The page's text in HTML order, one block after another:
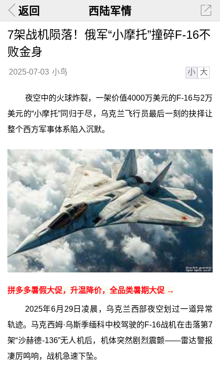
返回 西陆军情
7架战机陨落！俄军“小摩托”撞碎F-16不
败金身
2025-07-03 小鸟 小 大
夜空中的火球炸裂，一架价值4000万美元的F-16与2万
美元的“小摩托”同归于尽，乌克兰飞行员最后一刻的抉择让
整个西方军事体系陷入沉默。
拼多多暑假大促，升温降价，全品类暑期大促 →
2025年6月29日凌晨，乌克兰西部夜空划过一道异常
轨迹。马克西姆·乌斯季缅科中校驾驶的F-16战机在击落第7
架“沙赫德-136”无人机后，机体突然剧烈震颤——雷达警报
凄厉鸣响，战机急速下坠。